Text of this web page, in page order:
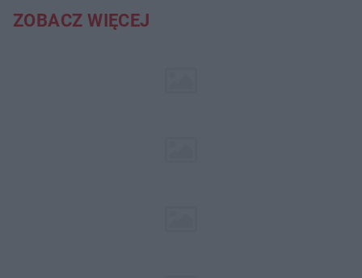
ZOBACZ WIĘCEJ